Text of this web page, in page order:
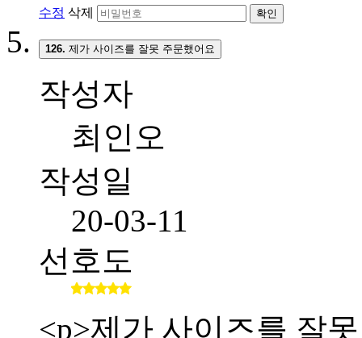
수정 삭제 확인
126. 제가 사이즈를 잘못 주문했어요
작성자
최인오
작성일
20-03-11
선호도
<p>제가 사이즈를 잘